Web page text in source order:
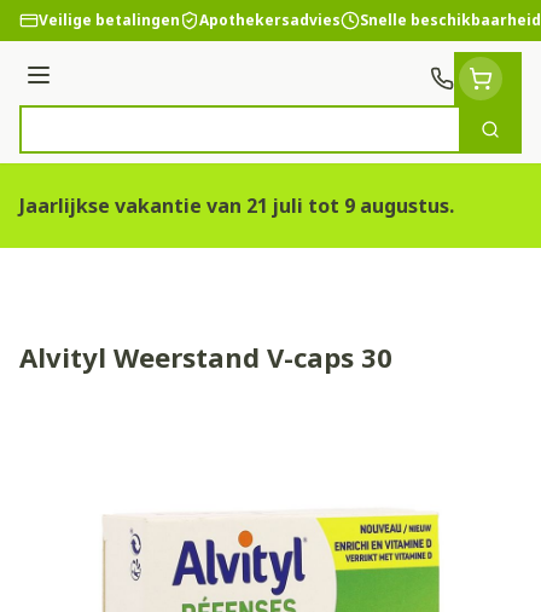
Ga naar de inhoud
Veilige betalingen Apothekersadvies Snelle beschikbaarheid
Menu
Zoek
Jaarlijkse vakantie van 21 juli tot 9 augustus.
Alvityl Weerstand V-caps 30